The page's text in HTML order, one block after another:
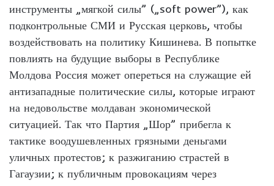
инструменты „мягкой силы” („soft power”), как
подконтрольные СМИ и Русская церковь, чтобы
воздействовать на политику Кишинева. В попытке
повлиять на будущие выборы в Республике
Молдова Россия может опереться на служащие ей
антизападные политические силы, которые играют
на недовольстве молдаван экономической
ситуацией. Так что Партия „Шор” прибегла к
тактике воодушевленных грязными деньгами
уличных протестов; к разжиганию страстей в
Гагаузии; к публичным провокациям через